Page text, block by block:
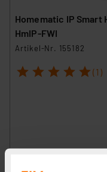
Homematic IP
HmIP-FWI
Artikel-Nr. 155182
1 2 3 4 5 (1)